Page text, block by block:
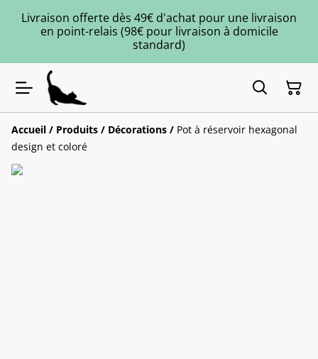
Livraison offerte dès 49€ d'achat pour une livraison
en point-relais (98€ pour livraison à domicile
standard)
Accueil / Produits / Décorations / Pot à réservoir hexagonal
design et coloré